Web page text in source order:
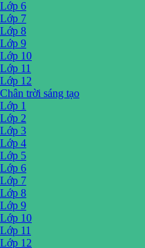
Lớp 6
Lớp 7
Lớp 8
Lớp 9
Lớp 10
Lớp 11
Lớp 12
Chân trời sáng tạo
Lớp 1
Lớp 2
Lớp 3
Lớp 4
Lớp 5
Lớp 6
Lớp 7
Lớp 8
Lớp 9
Lớp 10
Lớp 11
Lớp 12